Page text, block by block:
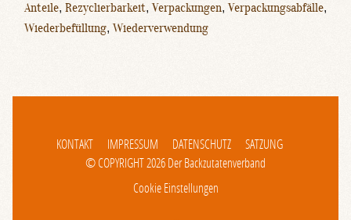
Anteile, Rezyclierbarkeit,Verpackungen,Verpackungsabfälle,
Wiederbefüllung,Wiederverwendung
KONTAKT IMPRESSUM DATENSCHUTZ
SATZUNG
© COPYRIGHT 2026 Der Backzutatenverband
Cookie Einstellungen